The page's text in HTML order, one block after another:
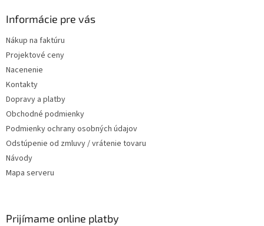
Informácie pre vás
Nákup na faktúru
Projektové ceny
Nacenenie
Kontakty
Dopravy a platby
Obchodné podmienky
Podmienky ochrany osobných údajov
Odstúpenie od zmluvy / vrátenie tovaru
Návody
Mapa serveru
Prijímame online platby